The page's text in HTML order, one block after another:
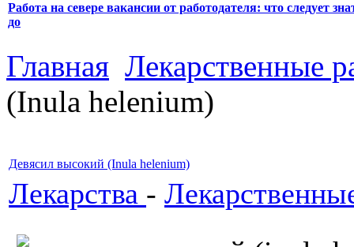
Работа на севере вакансии от работодателя: что следует
до
Главная Лекарственные
(Inula helenium)
Девясил высокий (Inula helenium)
Лекарства -